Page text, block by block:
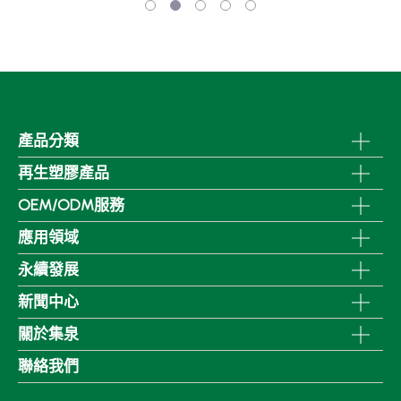
產品分類
再生塑膠產品
OEM/ODM服務
應用領域
永續發展
新聞中心
關於集泉
聯絡我們